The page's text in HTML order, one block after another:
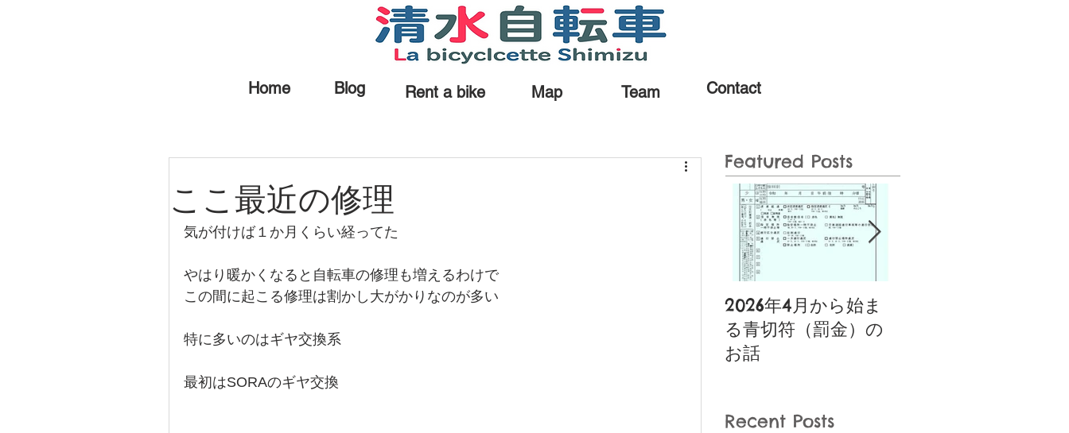
Home Blog Rent a bike Map Team Contact
ここ最近の修理
気が付けば１か月くらい経ってた
やはり暖かくなると自転車の修理も増えるわけで
この間に起こる修理は割かし大がかりなのが多い
特に多いのはギヤ交換系
最初はSORAのギヤ交換
Featured Posts
2026年4月から始ま
る青切符（罰金）の
お話
Recent Posts